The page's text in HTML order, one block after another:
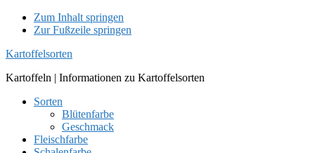
Zum Inhalt springen
Zur Fußzeile springen
Kartoffelsorten
Kartoffeln | Informationen zu Kartoffelsorten
Sorten
Blütenfarbe
Geschmack
Fleischfarbe